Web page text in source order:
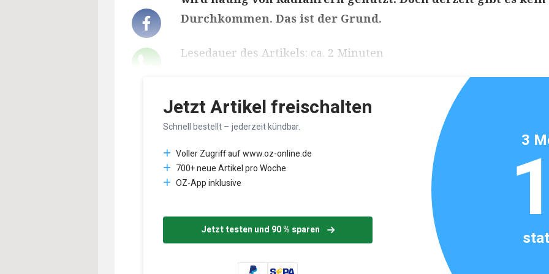
Durchkommen. Das ist der Grund.
Lesedauer des Artikels: ca. 2 Minuten
Jetzt Artikel freischalten
Schnell bestellt – jederzeit kündbar.
Voller Zugriff auf www.oz-online.de
700+ neue Artikel pro Woche
OZ-App inklusive
Jetzt testen und 90 % sparen
3